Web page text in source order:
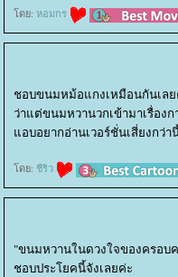
ดย: หอมกร
ชอบขนมหม้อแกงเหมือนกันเล
ว่าแต่ขนมหวานวกเข้ามาเรื่องก
อบอยากอ่านเวอร์ชั่นเสี่ยงกว่า
ดย: ชีริว
"ขนมหวานในดวงใจของครอบ
ชอบประโยคนี้จังเลยค่ะ